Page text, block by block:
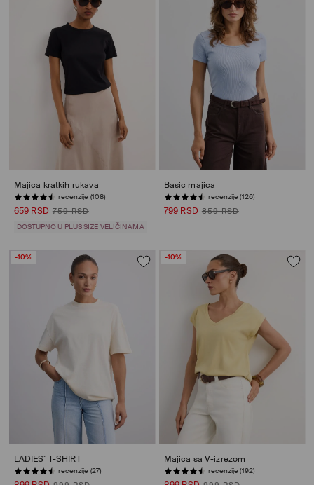
Majica kratkih rukava
recenzije (108)
659 RSD 759 RSD
DOSTUPNO U PLUS SIZE VELIČINAMA
Basic majica
recenzije (126)
799 RSD 859 RSD
-10%
LADIES` T-SHIRT
recenzije (27)
-10%
Majica sa V-izrezom
recenzije (192)